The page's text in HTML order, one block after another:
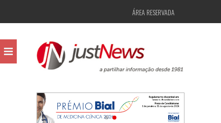
ÁREA RESERVADA